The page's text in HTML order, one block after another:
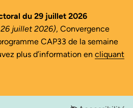
du 29 juillet 2026
juillet 2026), Convergence
CAP33 de la semaine
plus d’information en cliquant